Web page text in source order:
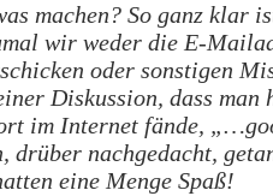
machen? So ganz klar
wir weder die E-
oder sonstigen
Diskussion, dass man
im Internet fände,
drüber nachgedacht,
eine Menge Spaß!